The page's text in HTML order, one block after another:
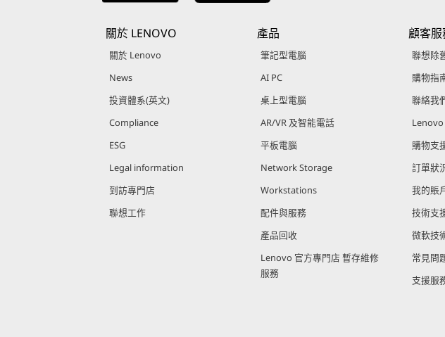
關於 LENOVO
關於 Lenovo
News
投資體系(英文)
Compliance
ESG
Legal information
到訪專門店
聯想工作
產品
筆記型電腦
AI PC
桌上型電腦
AR/VR 及智能電話
平板電腦
Network Storage
Workstations
配件與服務
產品回收
Lenovo 官方專門店 暫存維修
服務
顧客服
聯想除
購物指
聯絡我
購物支
訂單狀
我的賬
技術支
微軟技
常見問
支援服